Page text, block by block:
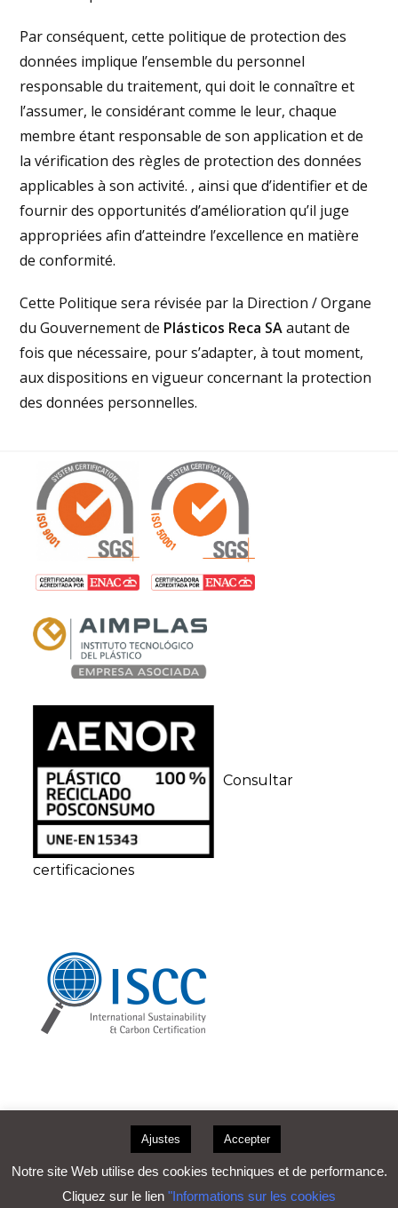
Par conséquent, cette politique de protection des
données implique l’ensemble du personnel
responsable du traitement, qui doit le connaître et
l’assumer, le considérant comme le leur, chaque
membre étant responsable de son application et de
la vérification des règles de protection des données
applicables à son activité. , ainsi que d’identifier et de
fournir des opportunités d’amélioration qu’il juge
appropriées afin d’atteindre l’excellence en matière
de conformité.
Cette Politique sera révisée par la Direction / Organe
du Gouvernement de Plásticos Reca SAautant de
fois que nécessaire, pour s’adapter, à tout moment,
aux dispositions en vigueur concernant la protection
des données personnelles.
Consultar
certificaciones
Travaille avec nous
Avis juridique
Politique de confidentialité
Informations sur les cookies
Copyright ©2026- Plásticos Reca S.A. | C/ Vía, 4 · 47620
Villanubla · Valladolid (España)
Ajustes Accepter
Notre site Web utilise des cookies techniques et de performance.
Cliquez sur le lien "Informations sur les cookies